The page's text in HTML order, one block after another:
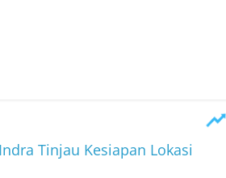
Tinjau Kesiapan Lokasi